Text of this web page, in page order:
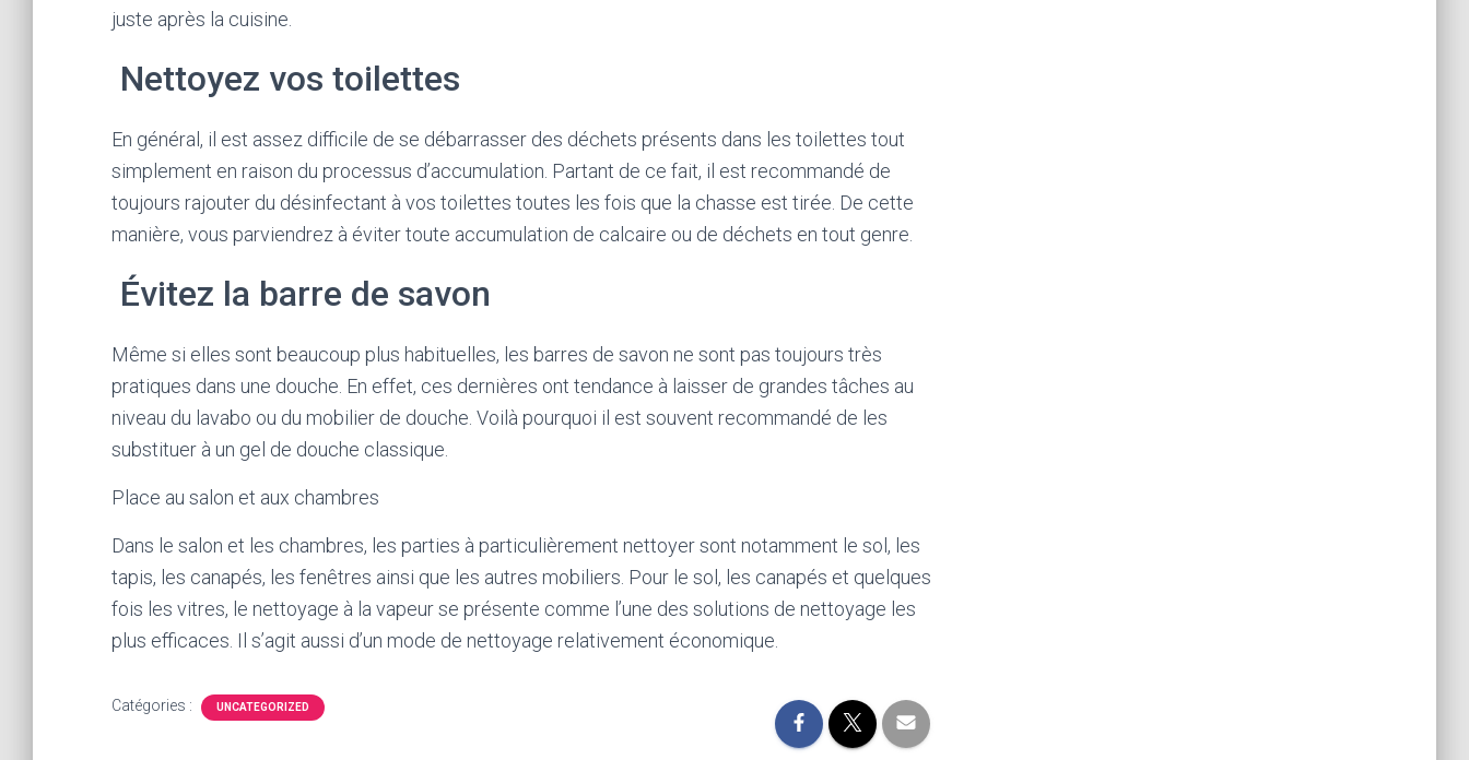
juste après la cuisine.
Nettoyez vos toilettes
En général, il est assez difficile de se débarrasser des déchets présents dans les toilettes tout
simplement en raison du processus d’accumulation. Partant de ce fait, il est recommandé de
toujours rajouter du désinfectant à vos toilettes toutes les fois que la chasse est tirée. De cette
manière, vous parviendrez à éviter toute accumulation de calcaire ou de déchets en tout genre.
Évitez la barre de savon
Même si elles sont beaucoup plus habituelles, les barres de savon ne sont pas toujours très
pratiques dans une douche. En effet, ces dernières ont tendance à laisser de grandes tâches au
niveau du lavabo ou du mobilier de douche. Voilà pourquoi il est souvent recommandé de les
substituer à un gel de douche classique.
Place au salon et aux chambres
Dans le salon et les chambres, les parties à particulièrement nettoyer sont notamment le sol, les
tapis, les canapés, les fenêtres ainsi que les autres mobiliers. Pour le sol, les canapés et quelques
fois les vitres, le nettoyage à la vapeur se présente comme l’une des solutions de nettoyage les
plus efficaces. Il s’agit aussi d’un mode de nettoyage relativement économique.
Catégories : UNCATEGORIZED